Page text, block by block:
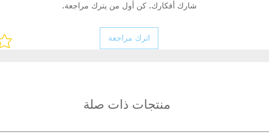
شارك أفكارك. كن أول من يترك مراجعة.
اترك مراجعة
منتجات ذات صلة